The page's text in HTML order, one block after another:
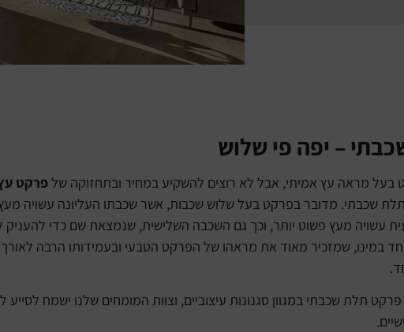
– יפה פי שלוש
בעל מראה עץ אמיתי, אבל לא רוצים להשקיע במחיר ובתחזוקה שלפרקט
שכבתי. מדובר בפרקט בעל שלוש שכבות, אשר שכבתו העליונה עשויה מעץ
עשויה מעץ פשוט יותר, וכך גם השכבה השלישית, שנמצאת שם כדי להעניק
במינו, שמזכיר מאוד את מראהו של הפרקט הטבעי ובעמידותו הרבה
תלת שכבתי במגוון סגנונות עיצוביים, וצוות המומחים שלנו ישמח